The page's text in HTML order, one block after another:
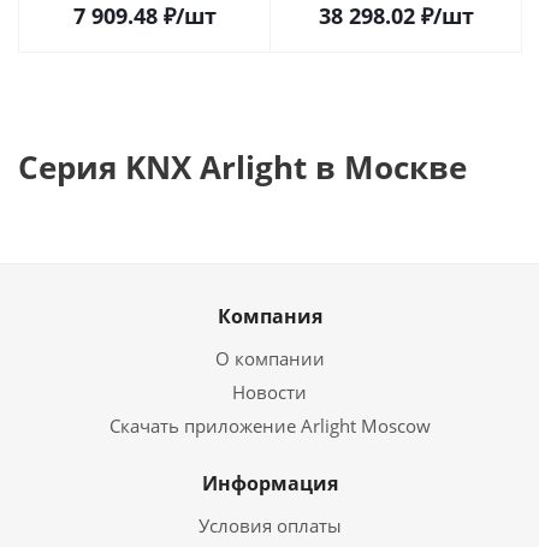
7 909.48₽/шт 38 298.02₽/шт
Серия KNX Arlight в Москве
Компания
О компании
Новости
Скачать приложение Arlight Moscow
Информация
Условия оплаты